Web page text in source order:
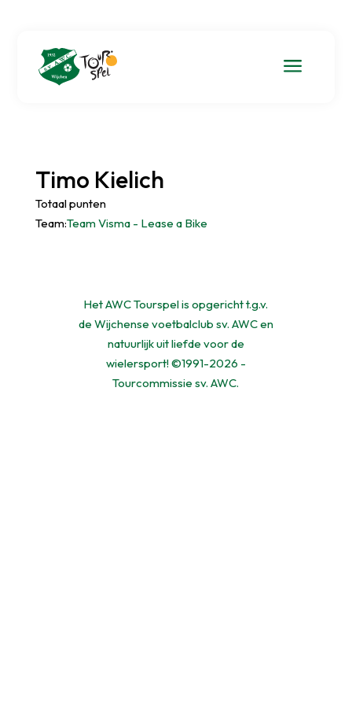
a
Timo Kielich
Totaal punten
Team:Team Visma - Lease a Bike
Het AWC Tourspel is opgericht t.g.v.
de Wijchense voetbalclub sv. AWC en
natuurlijk uit liefde voor de
wielersport! ©1991-2026 -
Tourcommissie sv. AWC.